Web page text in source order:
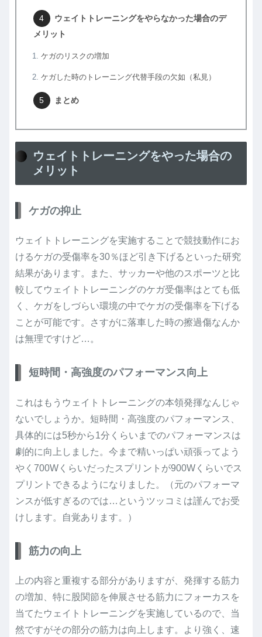
ウェイトトレーニングをやらなかった場合のデ
メリット
ケガのリスクの増加
ケガした時のトレーニング代替手段の欠如（私見）
まとめ
ウェイトトレーニングをやった場合の
メリット
ケガの抑止
ウェイトトレーニングを実施することで競技動作にお
けるケガの受傷率を30％ほど引き下げるといった研究
結果があります。また、サッカーや他のスポーツと比
較してウェイトトレーニングのケガ受傷率はとても低
く、ケガをしづらい環境の中でケガの受傷率を下げる
ことが可能です。さすがに落車した時の擦過傷なんか
は無理ですけど…。
短時間・高強度のパフォーマンス向上
これはもうウェイトトレーニングの本領発揮なんじゃ
ないでしょうか。短時間・高強度のパフォーマンス、
具体的には5秒から1分くらいまでのパフォーマンスは
劇的に向上しました。今まで精いっぱい頑張ってよう
やく700Wくらいだったスプリントが900Wくらいでス
プリントできるようになりました。（元のパフォーマ
ンスが低すぎるのでは…というツッコミは謹んでお受
けします。自覚あります。）
筋力の向上
上の内容と重複する部分がありますが、発揮する筋力
の増加、特に股関節を伸展させる筋力にフォーカスを
当てたウェイトトレーニングを実施しているので、当
然ですがその部分の筋力は向上します。より強く、速